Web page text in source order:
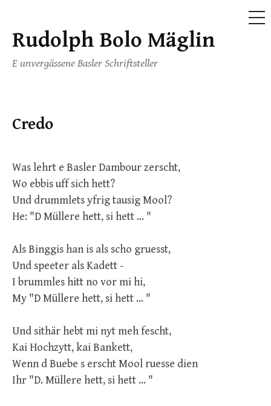
Skip
content
Rudolph Bolo Mäglin
E unvergässene Basler Schriftsteller
Credo
Was lehrt e Basler Dambour zerscht,
Wo ebbis uff sich hett?
Und drummlets yfrig tausig Mool?
He: "D Müllere hett, si hett ... "
Als Binggis han is als scho gruesst,
Und speeter als Kadett -
I brummles hitt no vor mi hi,
My "D Müllere hett, si hett ... "
Und sithär hebt mi nyt meh fescht,
Kai Hochzytt, kai Bankett,
Wenn d Buebe s erscht Mool ruesse dien
Ihr "D. Müllere hett, si hett ... "